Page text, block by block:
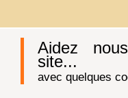
Aidez
site...
avec quelques